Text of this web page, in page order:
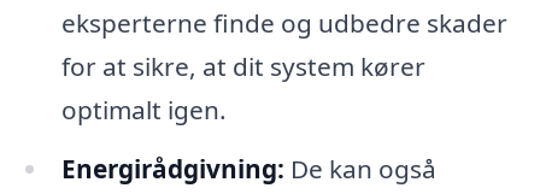
eksperterne finde og udbedre skader
for at sikre, at dit system kører
optimalt igen.
Energirådgivning: De kan også